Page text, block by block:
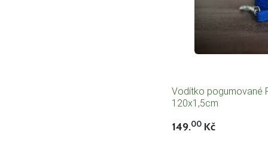
Vodítko pogumované
120x1,5cm
149.00 Kč